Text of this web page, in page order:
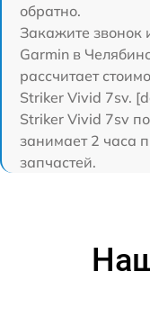
обратно.
Закажите звонок
Garmin в
рассчитает
Striker Vivid 7sv.
Striker Vivid 7sv
занимает 2 часа
запчастей.